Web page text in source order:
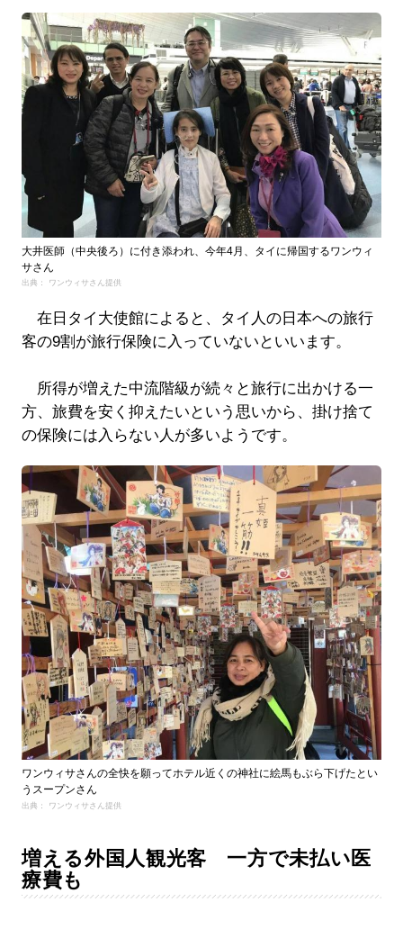
大井医師（中央後ろ）に付き添われ、今年4月、タイに帰国するワンウィ
サさん
出典： ワンウィサさん提供
在日タイ大使館によると、タイ人の日本への旅行
客の9割が旅行保険に入っていないといいます。
所得が増えた中流階級が続々と旅行に出かける一
方、旅費を安く抑えたいという思いから、掛け捨て
の保険には入らない人が多いようです。
ワンウィサさんの全快を願ってホテル近くの神社に絵馬もぶら下げたとい
うスープンさん
出典： ワンウィサさん提供
増える外国人観光客 一方で未払い医
療費も